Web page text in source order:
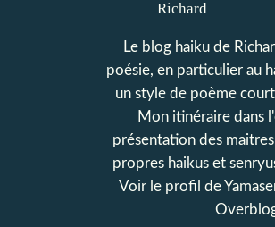
Le blog haiku de
poésie, en particulier au
un style de poème
Mon itinéraire dans
présentation des
propres haikus et
Voir le profil de